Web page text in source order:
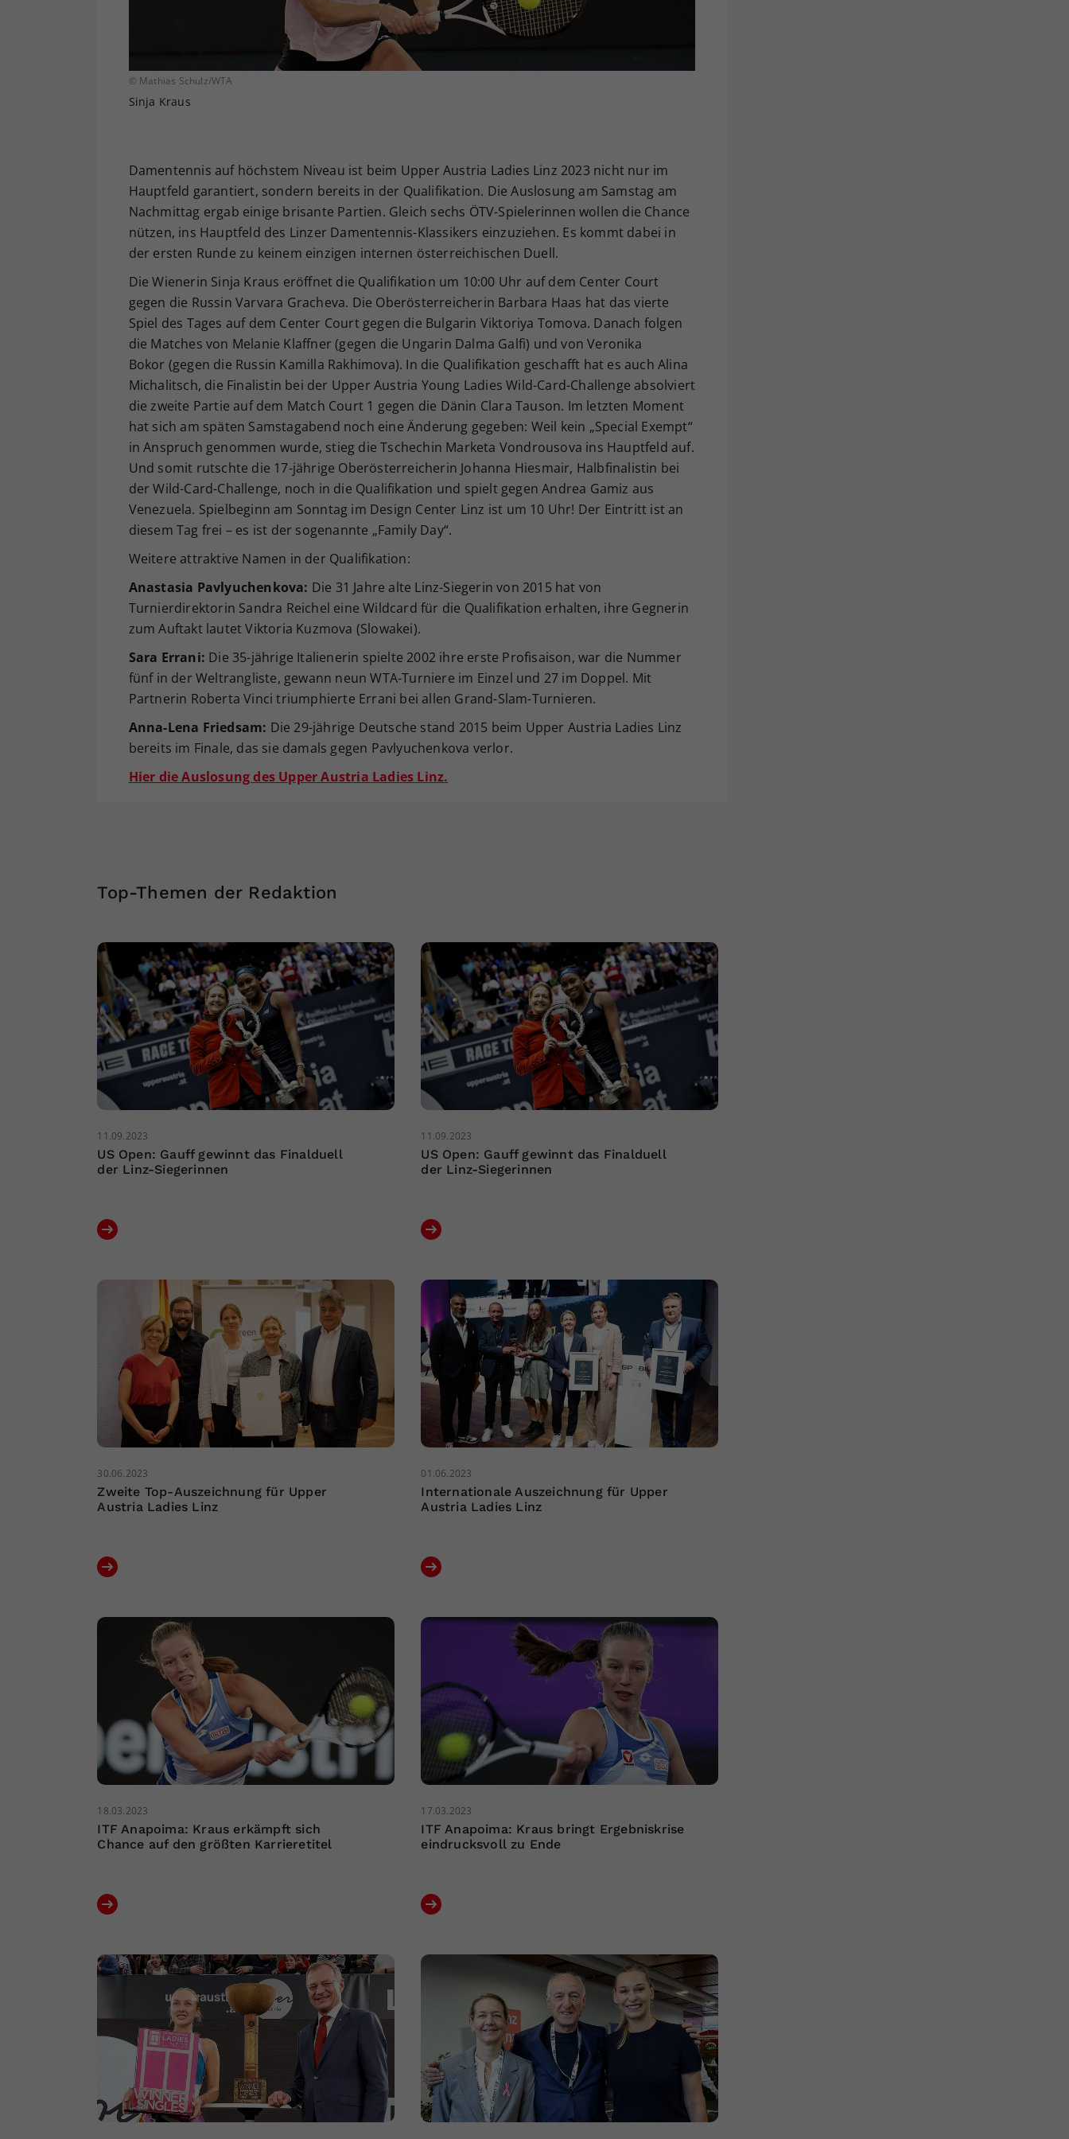
© Mathias Schulz/WTA
Sinja Kraus
Damentennis auf höchstem Niveau ist beim Upper Austria Ladies Linz 2023 nicht nur im
Hauptfeld garantiert, sondern bereits in der Qualifikation. Die Auslosung am Samstag am
Nachmittag ergab einige brisante Partien. Gleich sechs ÖTV-Spielerinnen wollen die Chance
nützen, ins Hauptfeld des Linzer Damentennis-Klassikers einzuziehen. Es kommt dabei in
der ersten Runde zu keinem einzigen internen österreichischen Duell.
Die Wienerin Sinja Kraus eröffnet die Qualifikation um 10:00 Uhr auf dem Center Court
gegen die Russin Varvara Gracheva. Die Oberösterreicherin Barbara Haas hat das vierte
Spiel des Tages auf dem Center Court gegen die Bulgarin Viktoriya Tomova. Danach folgen
die Matches von Melanie Klaffner (gegen die Ungarin Dalma Galfi) und von Veronika
Bokor (gegen die Russin Kamilla Rakhimova). In die Qualifikation geschafft hat es auch Alina
Michalitsch, die Finalistin bei der Upper Austria Young Ladies Wild-Card-Challenge absolviert
die zweite Partie auf dem Match Court 1 gegen die Dänin Clara Tauson. Im letzten Moment
hat sich am späten Samstagabend noch eine Änderung gegeben: Weil kein „Special Exempt“
in Anspruch genommen wurde, stieg die Tschechin Marketa Vondrousova ins Hauptfeld auf.
Und somit rutschte die 17-jährige Oberösterreicherin Johanna Hiesmair, Halbfinalistin bei
der Wild-Card-Challenge, noch in die Qualifikation und spielt gegen Andrea Gamiz aus
Venezuela. Spielbeginn am Sonntag im Design Center Linz ist um 10 Uhr! Der Eintritt ist an
diesem Tag frei – es ist der sogenannte „Family Day“.
Weitere attraktive Namen in der Qualifikation:
Anastasia Pavlyuchenkova: Die 31 Jahre alte Linz-Siegerin von 2015 hat von
Turnierdirektorin Sandra Reichel eine Wildcard für die Qualifikation erhalten, ihre Gegnerin
zum Auftakt lautet Viktoria Kuzmova (Slowakei).
Sara Errani: Die 35-jährige Italienerin spielte 2002 ihre erste Profisaison, war die Nummer
fünf in der Weltrangliste, gewann neun WTA-Turniere im Einzel und 27 im Doppel. Mit
Partnerin Roberta Vinci triumphierte Errani bei allen Grand-Slam-Turnieren.
Anna-Lena Friedsam: Die 29-jährige Deutsche stand 2015 beim Upper Austria Ladies Linz
bereits im Finale, das sie damals gegen Pavlyuchenkova verlor.
Hier die Auslosung des Upper Austria Ladies Linz.
Top-Themen der Redaktion
11.09.2023
US Open: Gauff gewinnt das Finalduell
der Linz-Siegerinnen
11.09.2023
US Open: Gauff gewinnt das Finalduell
der Linz-Siegerinnen
30.06.2023
Zweite Top-Auszeichnung für Upper
Austria Ladies Linz
01.06.2023
Internationale Auszeichnung für Upper
Austria Ladies Linz
18.03.2023
ITF Anapoima: Kraus erkämpft sich
Chance auf den größten Karrieretitel
17.03.2023
ITF Anapoima: Kraus bringt Ergebniskrise
eindrucksvoll zu Ende
Ihrer vorgenommen Einstellungen, falls der
Webseiten-Betreiber dies eingestellt hat.